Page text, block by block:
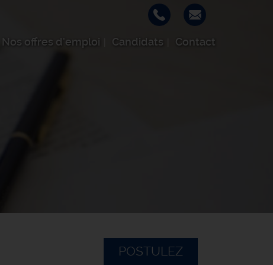
Nos offres d'emploi Candidats Contact
POSTULEZ